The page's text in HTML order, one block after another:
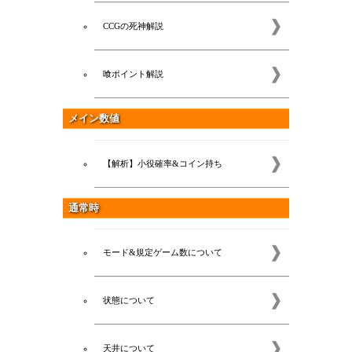
CCGの死神解説
喰ポイント解説
メイン数値
【解析】小役確率&コイン持ち
通常時
モード&規定ゲーム数について
状態について
天井について